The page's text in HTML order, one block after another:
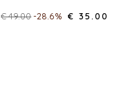
€ 49.00-28.6% € 35.00